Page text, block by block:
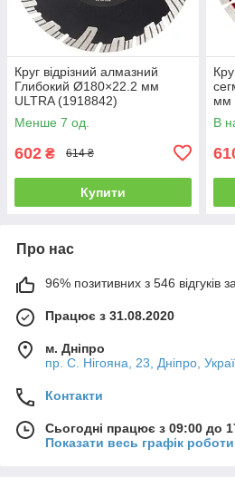
Круг відрізний алмазний
Глибокий Ø180×22.2 мм
ULTRA (1918842)
Менше 7 од.
602 ₴ 614 ₴
Купити
мм
В
Про нас
96% позитивних з 546 відгуків
Працює з 31.08.2020
м. Дніпро
пр. С. Нігояна, 23, Дніпро,
Контакти
Сьогодні працює з 09:00 до
Показати весь графік роботи